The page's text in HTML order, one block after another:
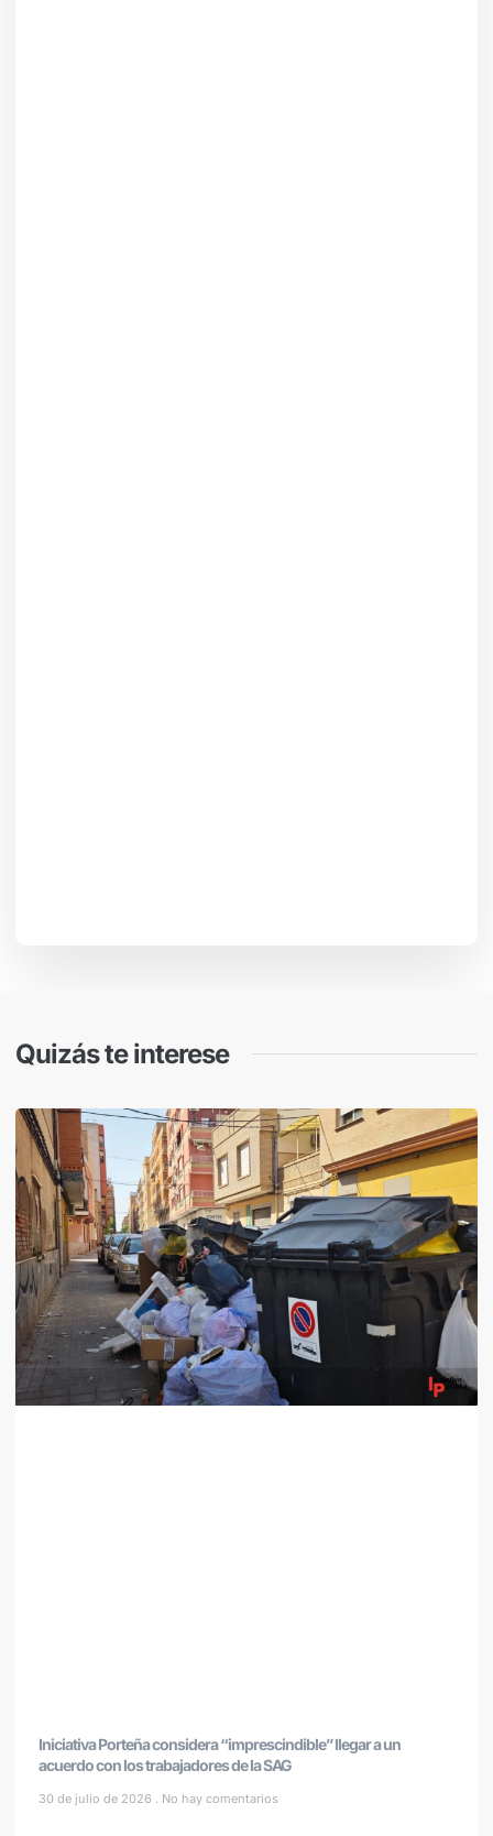
Quizás te interese
Iniciativa Porteña considera “imprescindible” llegar a un
acuerdo con los trabajadores de la SAG
30 de julio de 2026 No hay comentarios